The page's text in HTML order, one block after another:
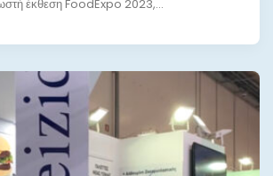
έκθεση FoodExpo 2023,...